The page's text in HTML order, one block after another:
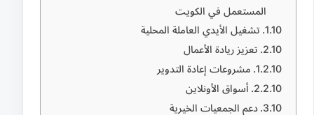
المستعمل في الكويت
تشغيل الأيدي العاملة المحلية
تعزيز ريادة الأعمال
مشروعات إعادة التدوير
أسواق الأونلاين
دعم الجمعيات الخيرية